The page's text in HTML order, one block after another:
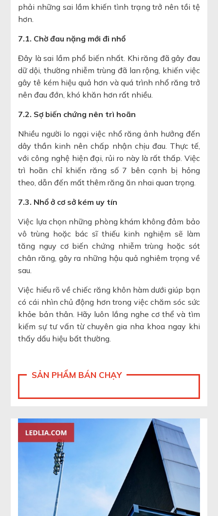
phải những sai lầm khiến tình trạng trở nên tồi tệ
hơn.
7.1. Chờ đau nặng mới đi nhổ
Đây là sai lầm phổ biến nhất. Khi răng đã gây đau
dữ dội, thường nhiễm trùng đã lan rộng, khiến việc
gây tê kém hiệu quả hơn và quá trình nhổ răng trở
nên đau đớn, khó khăn hơn rất nhiều.
7.2. Sợ biến chứng nên trì hoãn
Nhiều người lo ngại việc nhổ răng ảnh hưởng đến
dây thần kinh nên chấp nhận chịu đau. Thực tế,
với công nghệ hiện đại, rủi ro này là rất thấp. Việc
trì hoãn chỉ khiến răng số 7 bên cạnh bị hỏng
theo, dẫn đến mất thêm răng ăn nhai quan trọng.
7.3. Nhổ ở cơ sở kém uy tín
Việc lựa chọn những phòng khám không đảm bảo
vô trùng hoặc bác sĩ thiếu kinh nghiệm sẽ làm
tăng nguy cơ biến chứng nhiễm trùng hoặc sót
chân răng, gây ra những hậu quả nghiêm trọng về
sau.
Việc hiểu rõ về chiếc răng khôn hàm dưới giúp bạn
có cái nhìn chủ động hơn trong việc chăm sóc sức
khỏe bản thân. Hãy luôn lắng nghe cơ thể và tìm
kiếm sự tư vấn từ chuyên gia nha khoa ngay khi
thấy dấu hiệu bất thường.
SẢN PHẨM BÁN CHẠY